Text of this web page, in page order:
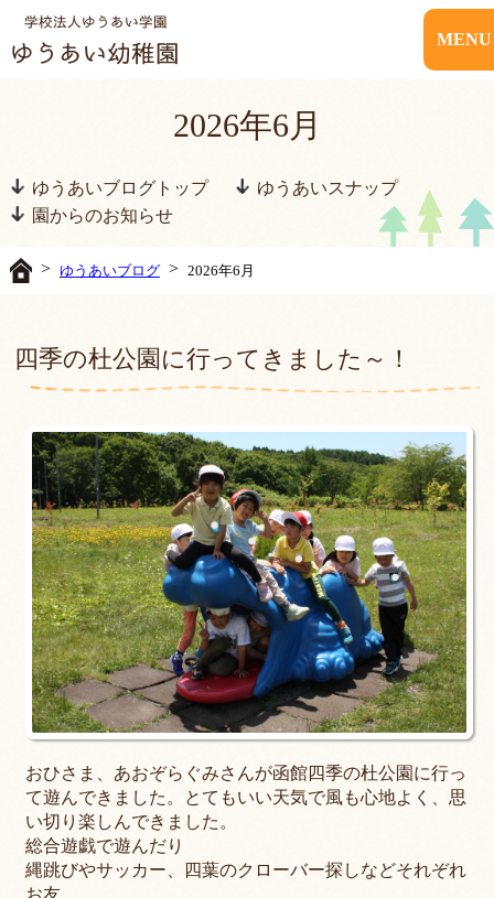
MENU
2026年6月
ゆうあいブログトップ
ゆうあいスナップ
園からのお知らせ
> ゆうあいブログ> 2026年6月
四季の杜公園に行ってきました～！
おひさま、あおぞらぐみさんが函館四季の杜公園に行っ
て遊んできました。とてもいい天気で風も心地よく、思
い切り楽しんできました。
総合遊戯で遊んだり
縄跳びやサッカー、四葉のクローバー探しなどそれぞれ
お友…